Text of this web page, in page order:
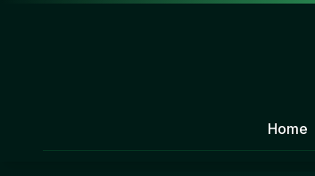
Home